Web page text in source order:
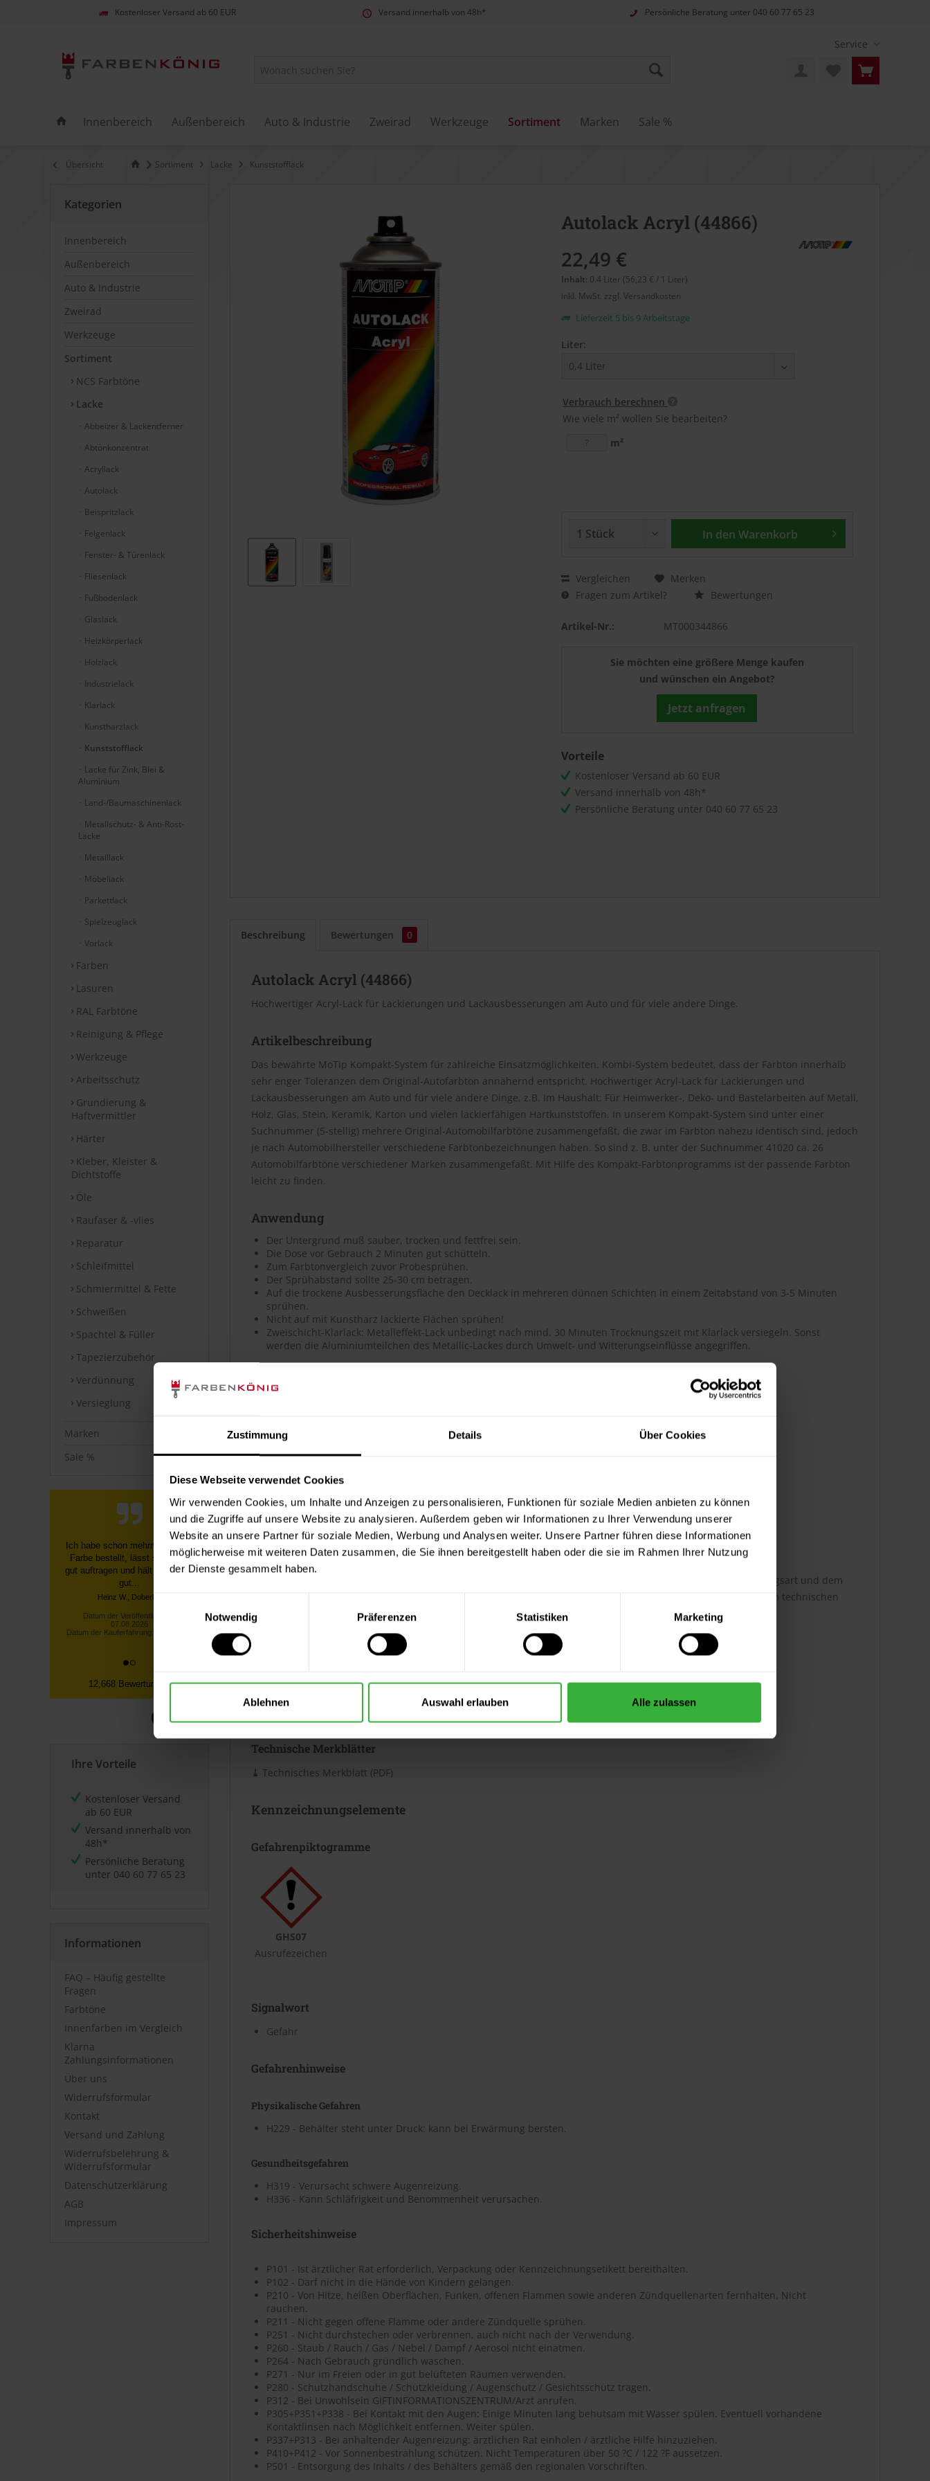
Zustimmung Details Über Cookies
Diese Webseite verwendet Cookies
Wir verwenden Cookies, um Inhalte und Anzeigen zu personalisieren, Funktionen für soziale Medien anbieten zu können
und die Zugriffe auf unsere Website zu analysieren. Außerdem geben wir Informationen zu Ihrer Verwendung unserer
Website an unsere Partner für soziale Medien, Werbung und Analysen weiter. Unsere Partner führen diese Informationen
möglicherweise mit weiteren Daten zusammen, die Sie ihnen bereitgestellt haben oder die sie im Rahmen Ihrer Nutzung
der Dienste gesammelt haben.
Einwilligungsauswahl
Notwendig
Präferenzen Statistiken Marketing
Ablehnen Auswahl erlauben Alle zulassen
Kostenloser Versand ab 60 EUR Versand innerhalb von 48h* Persönliche Beratung unter 040 60 77 65 23
Service
Innenbereich Außenbereich Auto & Industrie Zweirad Werkzeuge Sortiment Marken Sale %
Übersicht Sortiment Lacke Kunststofflack
Kategorien
Innenbereich
Außenbereich
Auto & Industrie
Zweirad
Werkzeuge
Sortiment
NCS Farbtöne
Lacke
Abbeizer & Lackentferner
Abtönkonzentrat
Acryllack
Autolack
Beispritzlack
Felgenlack
Fenster- & Türenlack
Fliesenlack
Fußbodenlack
Glaslack
Heizkörperlack
Holzlack
Industrielack
Klarlack
Kunstharzlack
Kunststofflack
Lacke für Zink, Blei &
Aluminium
Land-/Baumaschinenlack
Metallschutz- & Anti-Rost-
Lacke
Metalllack
Möbellack
Parkettlack
Spielzeuglack
Vorlack
Farben
Lasuren
RAL Farbtöne
Reinigung & Pflege
Werkzeuge
Arbeitsschutz
Grundierung &
Haftvermittler
Härter
Kleber, Kleister &
Dichtstoffe
Öle
Raufaser & -vlies
Reparatur
Schleifmittel
Schmiermittel & Fette
Schweißen
Spachtel & Füller
Tapezierzubehör
Verdünnung
Versieglung
Marken
Sale %
Schnelle, unkomplizierte
Bestellung über die Homepage,
schnelle Lieferung, gute
Sendungsverfolgung ...
Datum der Veröffentlichung:
07.08.2026
Datum der Kauferfahrung: 27.07.2026
12,668 Bewertungen
Ihre Vorteile
Kostenloser Versand
ab 60 EUR
Versand innerhalb von
48h*
Persönliche Beratung
unter 040 60 77 65 23
Informationen
FAQ – Häufig gestellte
Fragen
Farbtöne
Innenfarben im Vergleich
Klarna
Zahlungsinformationen
Über uns
Widerrufsformular
Kontakt
Versand und Zahlung
Widerrufsbelehrung &
Widerrufsformular
Datenschutzerklärung
AGB
Impressum
Autolack Acryl (44866)
22,49 €
Inhalt: 0.4 Liter (56,23 € / 1 Liter)
inkl. MwSt. zzgl. Versandkosten
Lieferzeit 5 bis 9 Arbeitstage
Liter:
Verbrauch berechnen
Wie viele m² wollen Sie bearbeiten?
m²
In den Warenkorb
Vergleichen
Merken
Fragen zum Artikel?
Bewertungen
Artikel-Nr.: MT000344866
Sie möchten eine größere Menge kaufen
und wünschen ein Angebot?
Jetzt anfragen
Vorteile
Kostenloser Versand ab 60 EUR
Versand innerhalb von 48h*
Persönliche Beratung unter 040 60 77 65 23
Beschreibung Bewertungen 0
Autolack Acryl (44866)
Hochwertiger Acryl-Lack für Lackierungen und Lackausbesserungen am Auto und für viele andere Dinge.
Artikelbeschreibung
Das bewährte MoTip Kompakt-System für zahlreiche Einsatzmöglichkeiten. Kombi-System bedeutet, dass der Farbton innerhalb
sehr enger Toleranzen dem Original-Autofarbton annähernd entspricht. Hochwertiger Acryl-Lack für Lackierungen und
Lackausbesserungen am Auto und für viele andere Dinge. z.B. Im Haushalt: Für Heimwerker-, Deko- und Bastelarbeiten auf Metall,
Holz, Glas, Stein, Keramik, Karton und vielen lackierfähigen Hartkunststoffen. In unserem Kompakt-System sind unter einer
Suchnummer (5-stellig) mehrere Original-Automobilfarbtöne zusammengefaßt, die zwar im Farbton nahezu identisch sind, jedoch
je nach Automobilhersteller verschiedene Farbtonbezeichnungen haben. So sind z. B. unter der Suchnummer 41020 ca. 26
Automobilfarbtöne verschiedener Marken zusammengefaßt. Mit Hilfe des Kompakt-Farbtonprogramms ist der passende Farbton
leicht zu finden.
Anwendung
Der Untergrund muß sauber, trocken und fettfrei sein.
Die Dose vor Gebrauch 2 Minuten gut schütteln.
Zum Farbtonvergleich zuvor Probesprühen.
Der Sprühabstand sollte 25-30 cm betragen.
Auf die trockene Ausbesserungsfläche den Decklack in mehreren dünnen Schichten in einem Zeitabstand von 3-5 Minuten
sprühen.
Nicht auf mit Kunstharz lackierte Flächen sprühen!
Zweischicht-Klarlack: Metalleffekt-Lack unbedingt nach mind. 30 Minuten Trocknungszeit mit Klarlack versiegeln. Sonst
werden die Aluminiumteilchen des Metallic-Lackes durch Umwelt- und Witterungseinflüsse angegriffen.
Artikeldetails
Sehr gute Deckkraft, ausgezeichnete Haftung, schnelltrocknend, dauerhafter Glanz
Hohe Oberflächenhärte bei gleichzeitig guter Elastizität
Guter Verlauf, glatte Oberfläche
Polierfähig, schmutzunempfindliche Oberfläche
Wetterfest, lichtecht, UV-beständig (vergilbungsfrei)
Kratz-, stoß- und schlagfest
Uni- sowie Metallic-Lacke werden durch den Überzug mit 2-Schicht-Klarlack bedingt benzinbeständig
Verbrauch
Die Reichweite beträgt laut Hersteller ca. 3,13 bis 4,37 m²/Liter. Der Verbrauch ist dabei abhängig von der Auftragsart und dem
Untergrund. Bei diesen Verbrauchszahlen handelt es sich um Richtwerte. Weitere Infos entnehmen Sie bitte dem technischen
Merkblatt.
Datenblätter & Dokumente
Sicherheitsdatenblätter
Technische Merkblätter
⤓ Technisches Merkblatt (PDF)
Kennzeichnungselemente
Gefahrenpiktogramme
GHS07
Ausrufezeichen
Signalwort
Gefahr
Gefahrenhinweise
Physikalische Gefahren
H229 - Behälter steht unter Druck: kann bei Erwärmung bersten.
Gesundheitsgefahren
H319 - Verursacht schwere Augenreizung.
H336 - Kann Schläfrigkeit und Benommenheit verursachen.
Sicherheitshinweise
P101 - Ist ärztlicher Rat erforderlich, Verpackung oder Kennzeichnungsetikett bereithalten.
P102 - Darf nicht in die Hände von Kindern gelangen.
P210 - Von Hitze, heißen Oberflächen, Funken, offenen Flammen sowie anderen Zündquellenarten fernhalten. Nicht
rauchen.
P211 - Nicht gegen offene Flamme oder andere Zündquelle sprühen.
P251 - Nicht durchstechen oder verbrennen, auch nicht nach der Verwendung.
P260 - Staub / Rauch / Gas / Nebel / Dampf / Aerosol nicht einatmen.
P264 - Nach Gebrauch gründlich waschen.
P271 - Nur im Freien oder in gut belüfteten Räumen verwenden.
P280 - Schutzhandschuhe / Schutzkleidung / Augenschutz / Gesichtsschutz tragen.
P312 - Bei Unwohlsein GIFTINFORMATIONSZENTRUM/Arzt anrufen.
P305+P351+P338 - Bei Kontakt mit den Augen: Einige Minuten lang behutsam mit Wasser spülen. Eventuell vorhandene
Kontaktlinsen nach Möglichkeit entfernen. Weiter spülen.
P337+P313 - Bei anhaltender Augenreizung: ärztlichen Rat einholen / ärztliche Hilfe hinzuziehen.
P410+P412 - Vor Sonnenbestrahlung schützen. Nicht Temperaturen über 50 ?C / 122 ?F aussetzen.
P501 - Entsorgung des Inhalts / des Behälters gemäß den regionalen Vorschriften.